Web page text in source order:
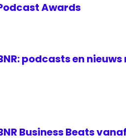
Awards
podcasts en nieuws
Business Beats